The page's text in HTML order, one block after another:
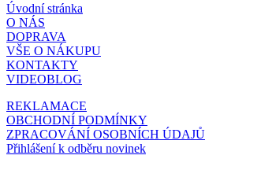
Úvodní stránka
O NÁS
DOPRAVA
VŠE O NÁKUPU
KONTAKTY
VIDEOBLOG
REKLAMACE
OBCHODNÍ PODMÍNKY
ZPRACOVÁNÍ OSOBNÍCH ÚDAJŮ
Přihlášení k odběru novinek